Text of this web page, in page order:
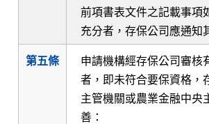
前項書表文件之記載事項
充分者，存保公司應通知
第五條
申請機構經存保公司審核
者，即未符合要保資格，
主管機關或農業金融中央
善：